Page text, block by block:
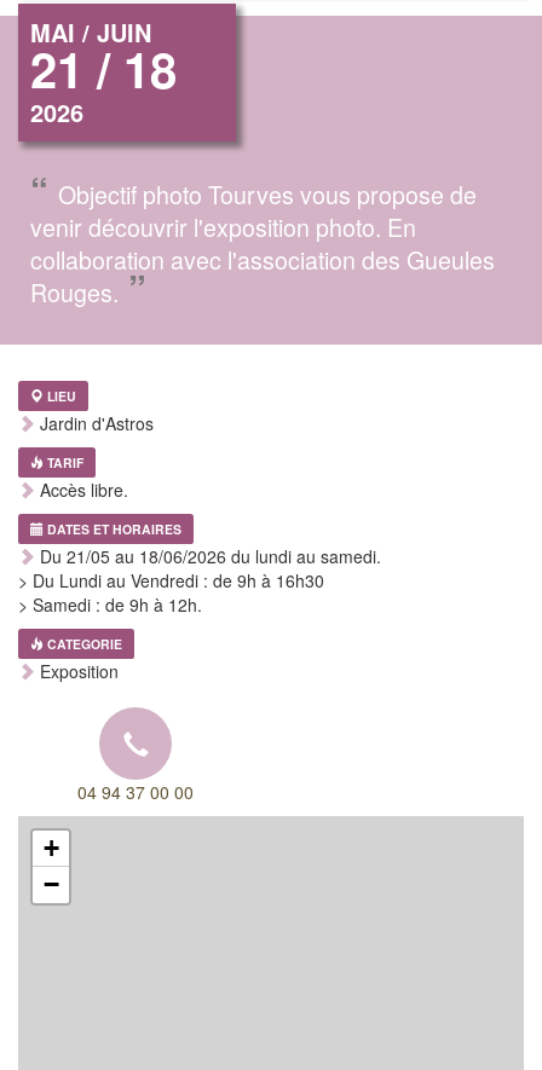
MAI / JUIN
21 / 18
2026
“ Objectif photo Tourves vous propose de
venir découvrir l'exposition photo. En
collaboration avec l'association des Gueules
Rouges. ”
LIEU
Jardin d'Astros
TARIF
Accès libre.
DATES ET HORAIRES
Du 21/05 au 18/06/2026 du lundi au samedi.
> Du Lundi au Vendredi : de 9h à 16h30
> Samedi : de 9h à 12h.
CATEGORIE
Exposition
04 94 37 00 00
+
−